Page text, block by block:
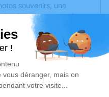
souvenirs, une
à travers des poèmes
lieu d'expression dédié à
hommage estdisponible